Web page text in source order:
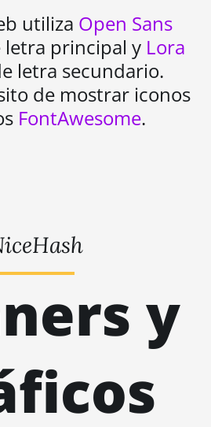
utiliza Open Sans
principal y Lora
letra secundario.
de mostrar iconos
FontAwesome.
y